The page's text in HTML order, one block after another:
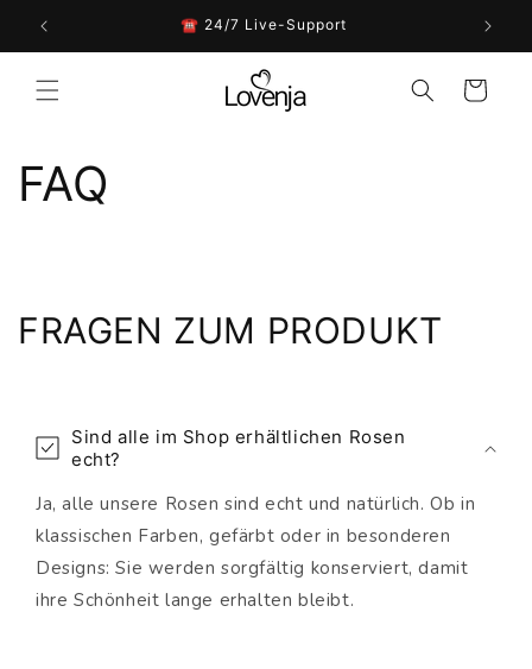
zum
Inhalt
☎︎ 24/7 Live-Support
Warenkorb
FAQ
FRAGEN ZUM PRODUKT
Sind alle im Shop erhältlichen Rosen
echt?
Ja, alle unsere Rosen sind echt und natürlich. Ob in
klassischen Farben, gefärbt oder in besonderen
Designs: Sie werden sorgfältig konserviert, damit
ihre Schönheit lange erhalten bleibt.